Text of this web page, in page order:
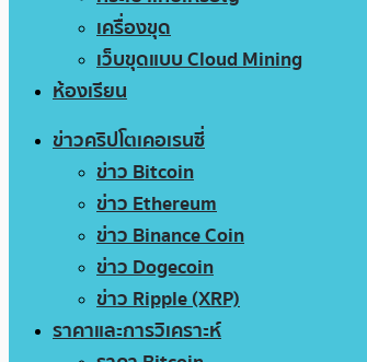
เครื่องขุด
เว็บขุดแบบ Cloud Mining
ห้องเรียน
ข่าวคริปโตเคอเรนซี่
ข่าว Bitcoin
ข่าว Ethereum
ข่าว Binance Coin
ข่าว Dogecoin
ข่าว Ripple (XRP)
ราคาและการวิเคราะห์